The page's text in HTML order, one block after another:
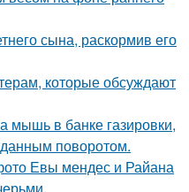
сына, раскормив его
которые обсуждают
мышь в банке газировки,
поворотом.
Евы мендес и Райана